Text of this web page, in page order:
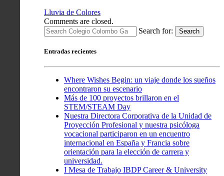
Lluvia de Colores
Comments are closed.
Search for:
Search
Entradas recientes
Where Wishes Begin: un viaje donde los sueños
encontraron su escenario
Más de 100 proyectos brillaron en el
STEM/STEAM Day
Nuestra Directora Corporativa de la Unidad de
Proyección Profesional y nuestra psicóloga
vocacional participaron en un encuentro
internacional en España y Francia sobre
orientación para la elección de carrera y
universidad.
I Mesa de Trabajo IBDP Career & University